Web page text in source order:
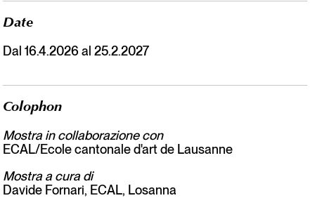
Date
Dal 16.4.2026 al 25.2.2027
Colophon
Mostra in collaborazione con
ECAL/Ecole cantonale d'art de Lausanne
Mostra a cura di
Davide Fornari, ECAL, Losanna